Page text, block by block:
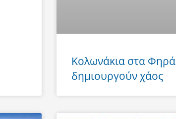
Κολωνάκια στα Φηρά
δημιουργούν χάος